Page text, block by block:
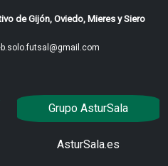
de Gijón, Oviedo, Mieres y Siero
Grupo AsturSala
AsturSala.es